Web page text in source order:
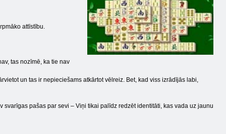
attīstību.
tas nozīmē, ka tie nav
un tas ir nepieciešams atkārtot vēlreiz. Bet, kad viss izrādījās labi,
pašas par sevi – Viņi tikai palīdz redzēt identitāti, kas vada uz jaunu